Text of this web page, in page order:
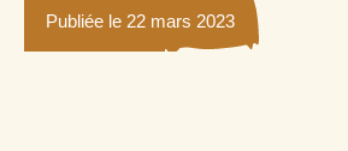
Publiée le 22 mars 2023